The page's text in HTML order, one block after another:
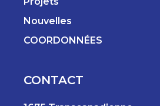
Nouvelles
COORDONNÉES
CONTACT